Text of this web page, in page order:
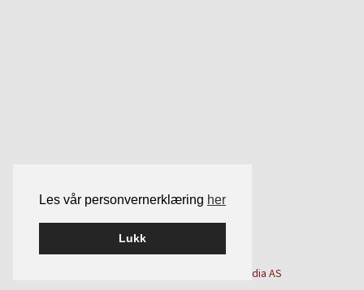
Les vår personvernerklæring her
Lukk
Smart Media AS